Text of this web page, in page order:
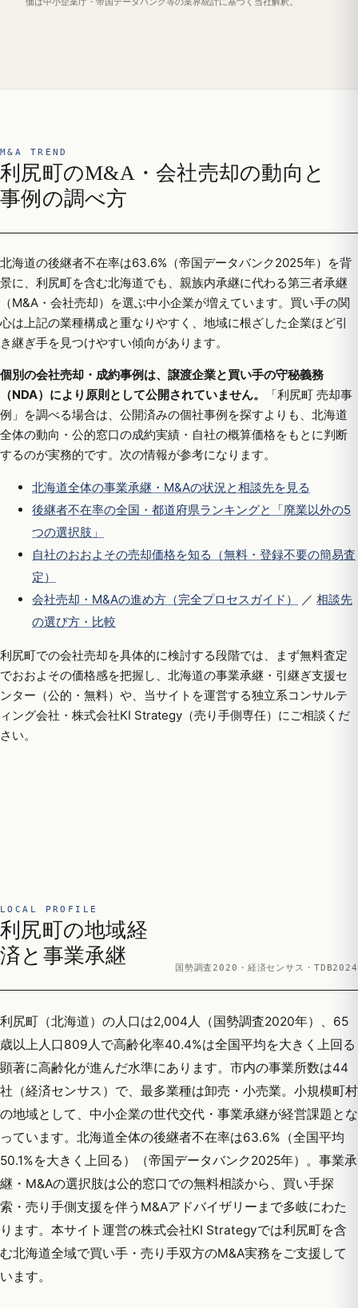
M&A TREND
利尻町のM&A・会社売却の動向と
事例の調べ方
北海道の後継者不在率は63.6%（帝国データバンク2025年）を背
景に、利尻町を含む北海道でも、親族内承継に代わる第三者承継
（M&A・会社売却）を選ぶ中小企業が増えています。買い手の関
心は上記の業種構成と重なりやすく、地域に根ざした企業ほど引
き継ぎ手を見つけやすい傾向があります。
個別の会社売却・成約事例は、譲渡企業と買い手の守秘義務
（NDA）により原則として公開されていません。
「利尻町 売却事
例」を調べる場合は、公開済みの個社事例を探すよりも、北海道
全体の動向・公的窓口の成約実績・自社の概算価格をもとに判断
するのが実務的です。次の情報が参考になります。
北海道全体の事業承継・M&Aの状況と相談先を見る
後継者不在率の全国・都道府県ランキングと「廃業以外の5
つの選択肢」
自社のおおよその売却価格を知る（無料・登録不要の簡易査
定）
会社売却・M&Aの進め方（完全プロセスガイド）
／ 相談先
の選び方・比較
利尻町での会社売却を具体的に検討する段階では、まず無料査定
でおおよその価格感を把握し、北海道の事業承継・引継ぎ支援セ
ンター（公的・無料）や、当サイトを運営する独立系コンサルテ
ィング会社・株式会社KI Strategy（売り手側専任）にご相談くだ
さい。
LOCAL PROFILE
利尻町の地域経
済と事業承継
国勢調査2020・経済センサス・TDB2024
利尻町（北海道）の人口は2,004人（国勢調査2020年）、65
歳以上人口809人で高齢化率40.4%は全国平均を大きく上回る
顕著に高齢化が進んだ水準にあります。市内の事業所数は44
社（経済センサス）で、最多業種は卸売・小売業。小規模町村
の地域として、中小企業の世代交代・事業承継が経営課題とな
っています。北海道全体の後継者不在率は63.6%（全国平均
50.1%を大きく上回る）（帝国データバンク2025年）。事業承
継・M&Aの選択肢は公的窓口での無料相談から、買い手探
索・売り手側支援を伴うM&Aアドバイザリーまで多岐にわた
ります。本サイト運営の株式会社KI Strategyでは利尻町を含
む北海道全域で買い手・売り手双方のM&A実務をご支援して
います。